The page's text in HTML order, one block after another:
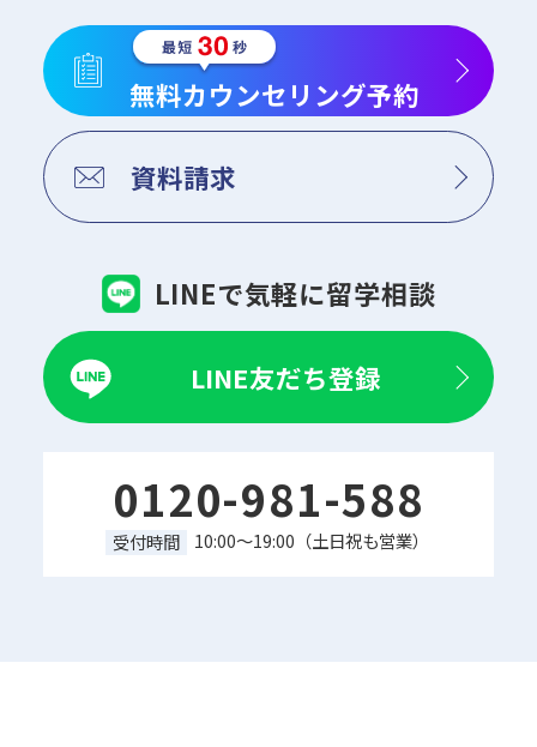
無料カウンセリング予約
資料請求
LINEで気軽に留学相談
LINE友だち登録
0120-981-588
受付時間 10:00～19:00（土日祝も営業）